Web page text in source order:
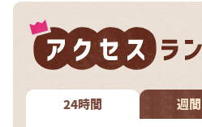
24時間 週間